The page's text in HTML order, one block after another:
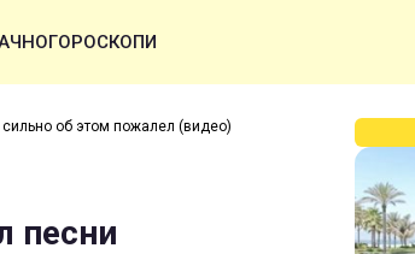
ГОРОСКОПИ
об этом пожалел (видео)
песни